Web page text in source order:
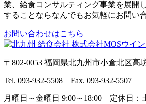
業、給食コンサルティング事業を展開
することならなんでもお気軽にお問い
お問い合わせはこちら
〒802-0053 福岡県北九州市小倉北区高
Tel. 093-932-5508 Fax. 093-932-5507
月曜日～金曜日 9:00～18:00 定休日：